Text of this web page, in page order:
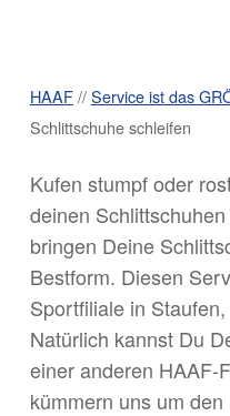
HAAF//Service ist das
Schlittschuhe schleifen
Kufen stumpf oder
deinen
bringen Deine
Bestform. Diesen
Sportfiliale in
Natürlich kannst Du
einer anderen HAAF-
kümmern uns um den